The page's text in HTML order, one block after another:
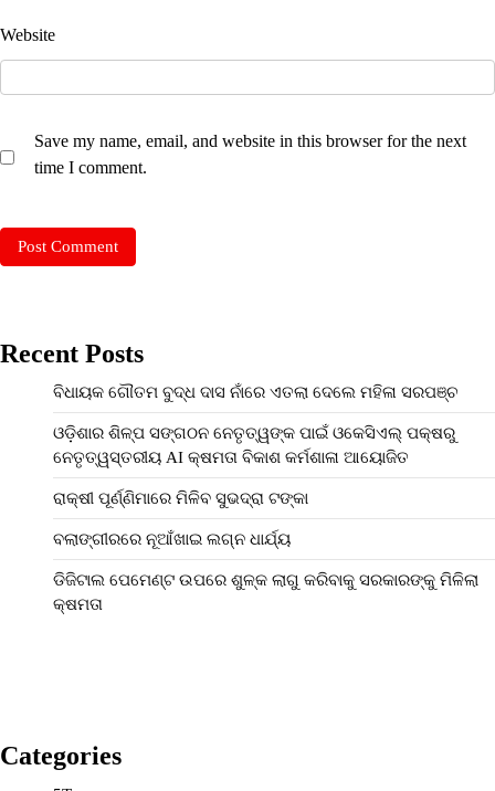
Website
Save my name, email, and website in this browser for the next
time I comment.
Recent Posts
ବିଧାୟକ ଗୌତମ ବୁଦ୍ଧ ଦାସ ନାଁରେ ଏତଲା ଦେଲେ ମହିଳା ସରପଞ୍ଚ
ଓଡ଼ିଶାର ଶିଳ୍ପ ସଙ୍ଗଠନ ନେତୃତ୍ୱଙ୍କ ପାଇଁ ଓକେସିଏଲ୍ ପକ୍ଷରୁ
ନେତୃତ୍ୱସ୍ତରୀୟ AI କ୍ଷମତା ବିକାଶ କର୍ମଶାଳା ଆୟୋଜିତ
ରାକ୍ଷୀ ପୂର୍ଣ୍ଣିମାରେ ମିଳିବ ସୁଭଦ୍ରା ଟଙ୍କା
ବଲାଙ୍ଗୀରରେ ନୂଆଁଖାଇ ଲଗ୍ନ ଧାର୍ଯ୍ୟ
ଡିଜିଟାଲ ପେମେଣ୍ଟ ଉପରେ ଶୁଳ୍କ ଲାଗୁ କରିବାକୁ ସରକାରଙ୍କୁ ମିଳିଲା
କ୍ଷମତା
Categories